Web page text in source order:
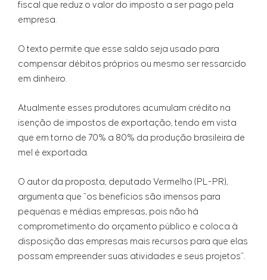
fiscal que reduz o valor do imposto a ser pago pela
empresa.
O texto permite que esse saldo seja usado para
compensar débitos próprios ou mesmo ser ressarcido
em dinheiro.
Atualmente esses produtores acumulam crédito na
isenção de impostos de exportação, tendo em vista
que em torno de 70% a 80% da produção brasileira de
mel é exportada.
O autor da proposta, deputado Vermelho (PL-PR),
argumenta que “os benefícios são imensos para
pequenas e médias empresas, pois não há
comprometimento do orçamento público e coloca à
disposição das empresas mais recursos para que elas
possam empreender suas atividades e seus projetos”.